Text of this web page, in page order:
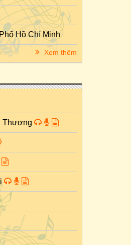
Hồ Chí Minh
Xem thêm
Thương